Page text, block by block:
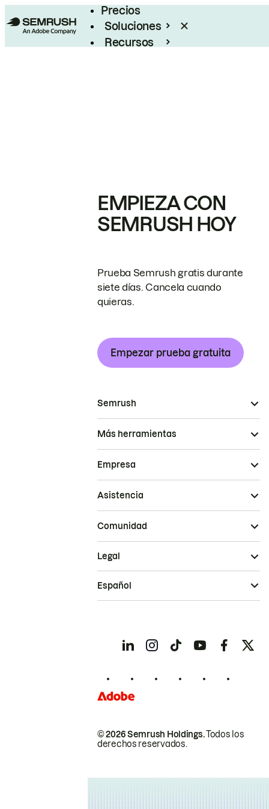
Precios
Soluciones
Recursos
EMPIEZA CON
SEMRUSH HOY
Prueba Semrush gratis durante
siete días. Cancela cuando
quieras.
Empezar prueba gratuita
Semrush
Más herramientas
Empresa
Asistencia
Comunidad
© 2026 Semrush Holdings.Todos los
derechos reservados.
Legal
Español